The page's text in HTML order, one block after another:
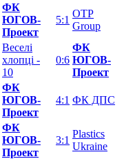
ФК
ЮГОВ-
Проект
5:1
OTP
Group
Веселі
хлопці -
10
0:6
ФК
ЮГОВ-
Проект
ФК
ЮГОВ-
Проект
4:1 ФК ДПС
ФК
ЮГОВ-
Проект
3:1
Plastics
Ukraine